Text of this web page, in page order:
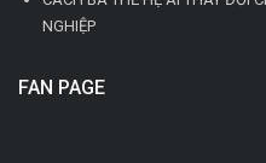
NGHIỆP
FAN PAGE